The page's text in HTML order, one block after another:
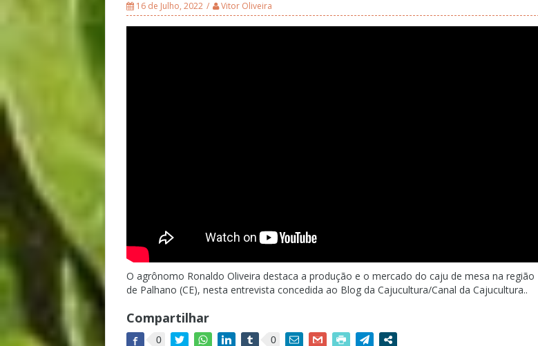
16 de Julho, 2022 Vitor Oliveira
O agrônomo Ronaldo Oliveira destaca a produção e o mercado do caju de mesa na região
de Palhano (CE), nesta entrevista concedida ao Blog da Cajucultura/Canal da Cajucultura..
Compartilhar
0 0